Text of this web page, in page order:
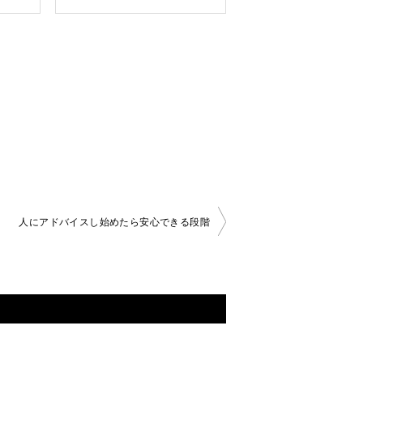
人にアドバイスし始めたら安心できる段階